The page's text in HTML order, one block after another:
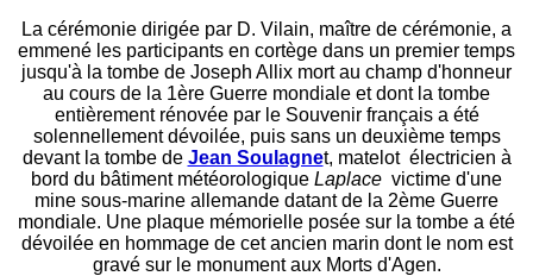
La cérémonie dirigée par D. Vilain, maître de cérémonie, a
emmené les participants en cortège dans un premier temps
jusqu'à la tombe de Joseph Allix mort au champ d'honneur
au cours de la 1ère Guerre mondiale et dont la tombe
entièrement rénovée par le Souvenir français a été
solennellement dévoilée, puis sans un deuxième temps
devant la tombe de Jean Soulagnet, matelot électricien à
bord du bâtiment météorologique Laplace victime d'une
mine sous-marine allemande datant de la 2ème Guerre
mondiale. Une plaque mémorielle posée sur la tombe a été
dévoilée en hommage de cet ancien marin dont le nom est
gravé sur le monument aux Morts d'Agen.